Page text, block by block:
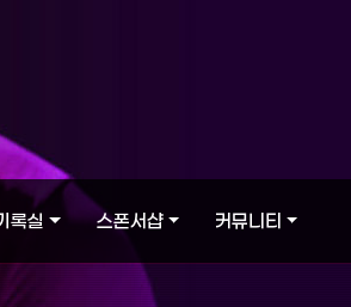
록실 스폰서샵 커뮤니티